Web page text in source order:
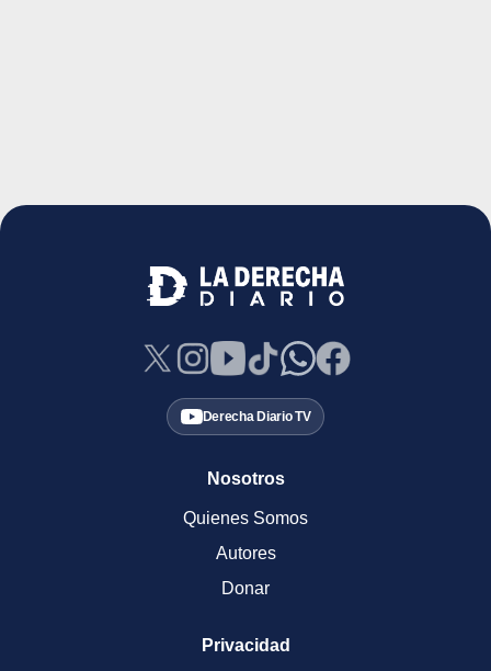
Derecha Diario TV
Nosotros
Quienes Somos
Autores
Donar
Privacidad